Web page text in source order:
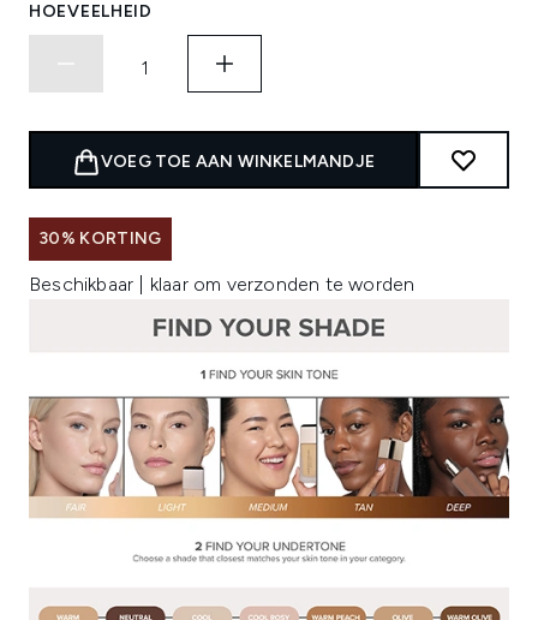
HOEVEELHEID
VOEG TOE AAN WINKELMANDJE
30% KORTING
Beschikbaar | klaar om verzonden te worden